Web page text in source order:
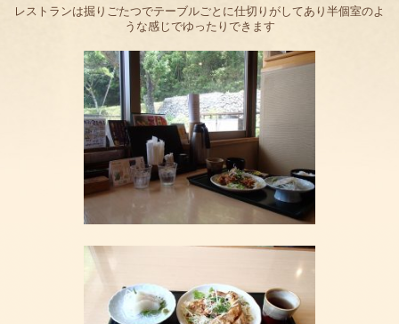
レストランは掘りごたつでテーブルごとに仕切りがしてあり半個室のよ
うな感じでゆったりできます